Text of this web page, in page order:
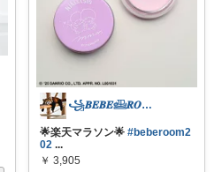
꧁𝑩𝑬𝑩𝑬𓊝𝑹𝑶𝑶𝑴꧂
🌟楽天マラソン🌟 #beberoom2
02 ...
￥ 3,905